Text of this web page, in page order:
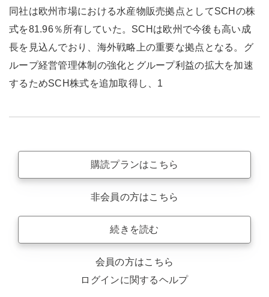
同社は欧州市場における水産物販売拠点としてSCHの株
式を81.96％所有していた。SCHは欧州で今後も高い成
長を見込んでおり、海外戦略上の重要な拠点となる。グ
ループ経営管理体制の強化とグループ利益の拡大を加速
するためSCH株式を追加取得し、1
購読プランはこちら
非会員の方はこちら
続きを読む
会員の方はこちら
ログインに関するヘルプ